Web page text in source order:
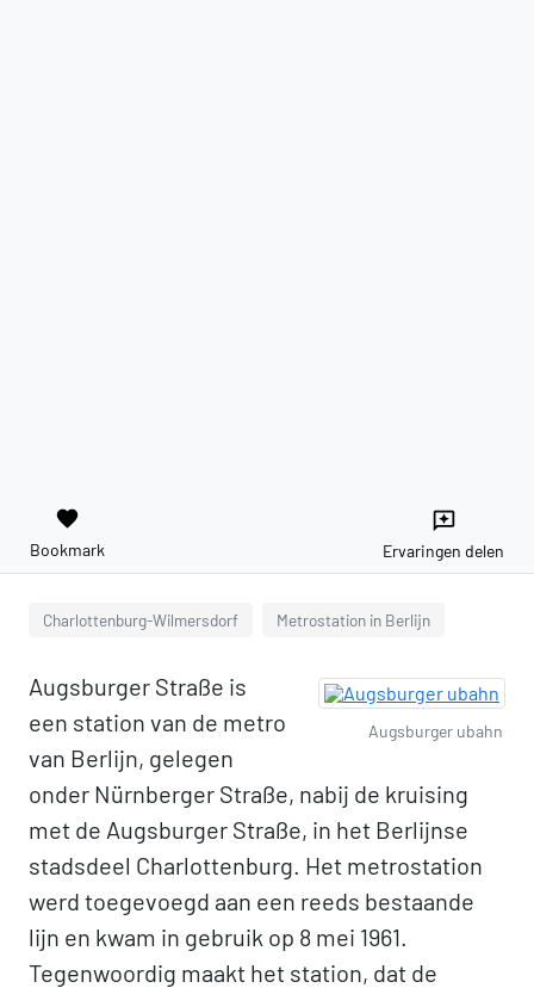
favorite
Bookmark
reviews
Ervaringen delen
Charlottenburg-Wilmersdorf Metrostation in Berlijn
Augsburger ubahn
Augsburger Straße is
een station van de metro
van Berlijn, gelegen
onder Nürnberger Straße, nabij de kruising
met de Augsburger Straße, in het Berlijnse
stadsdeel Charlottenburg. Het metrostation
werd toegevoegd aan een reeds bestaande
lijn en kwam in gebruik op 8 mei 1961.
Tegenwoordig maakt het station, dat de